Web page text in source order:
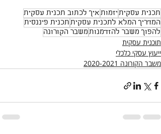
תכנית עסקית יזמות איך לכתוב תכנית עסקית
המדריך המלא לתכנית עסקית תכנית פיננסית
להפוך משבר להזדמנות משבר הקורונה
תוכנית עסקית
ייעוץ עסקי כלכלי
משבר הקורונה 2020-2021